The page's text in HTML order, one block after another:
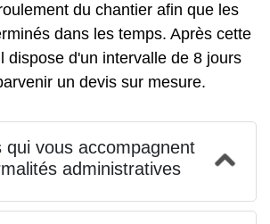
du chantier afin que les
dans les temps. Après cette
dispose d'un intervalle de 8 jours
un devis sur mesure.
qui vous accompagnent
administratives